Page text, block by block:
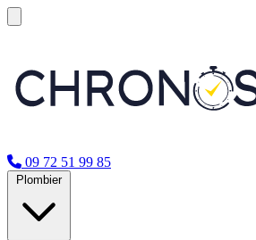
09 72 51 99 85
Plombier